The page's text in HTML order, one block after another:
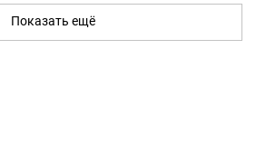
Показать ещё